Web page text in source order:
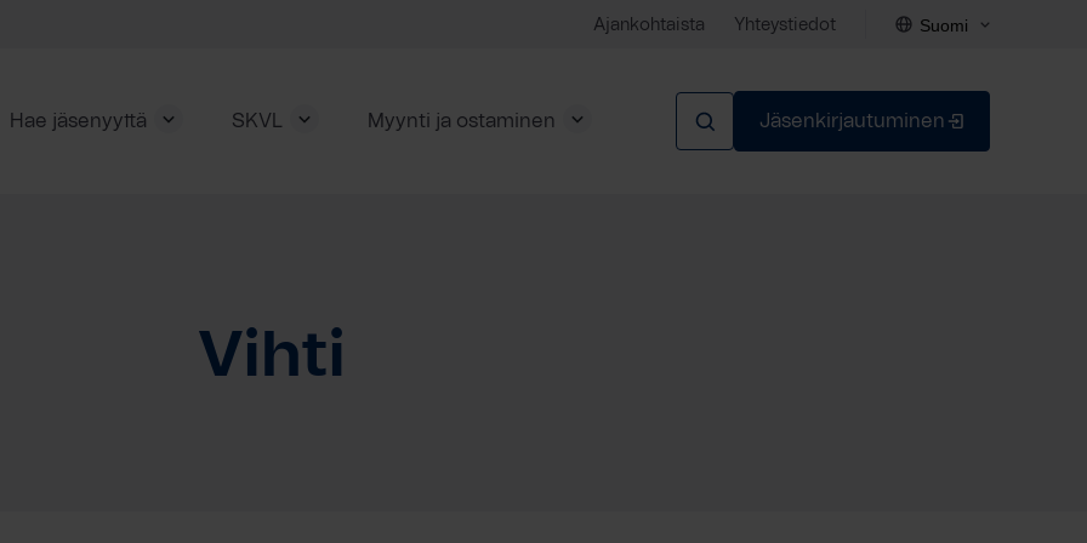
Ajankohtaista Yhteystiedot Suomi
Hae jäsenyyttä SKVL Myynti ja ostaminen Jäsenkirjautuminen
Vihti